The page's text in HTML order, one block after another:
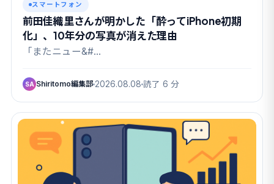
スマートフォン
前田佳織里さんが明かした「酔ってiPhone初期
化」、10年分の写真が消えた理由
「またニュー&#…
SA Shiritomo編集部 2026.08.08 読了 6 分